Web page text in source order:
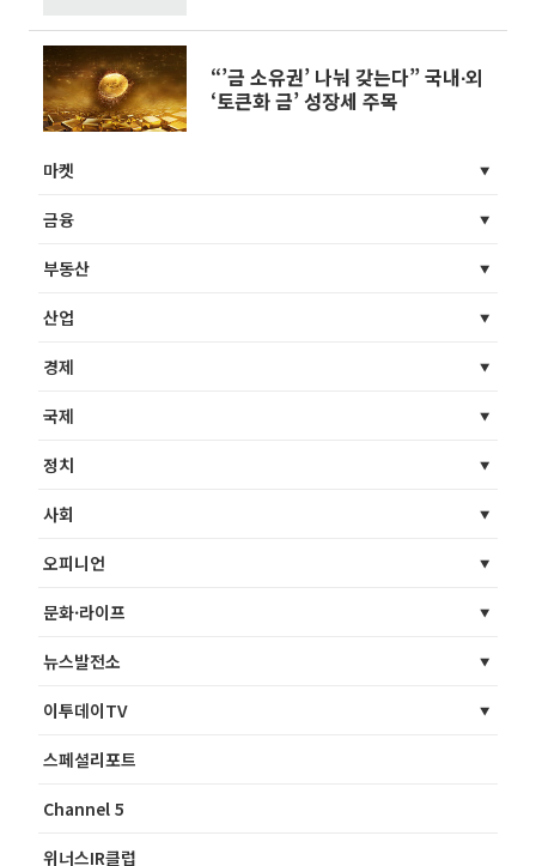
“’금 소유권’ 나눠 갖는다” 국내∙외
‘토큰화 금’ 성장세 주목
마켓
금융
부동산
산업
경제
국제
정치
사회
오피니언
문화·라이프
뉴스발전소
이투데이TV
스페셜리포트
Channel 5
위너스IR클럽